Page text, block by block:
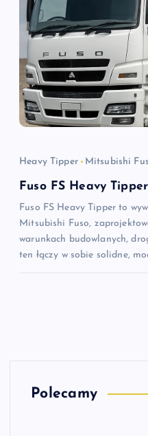
Heavy Tipper Mitsubishi
Fuso FS Heavy
Fuso FS Heavy Tipper to
Mitsubishi Fuso,
warunkach budowlanych,
ten łączy w sobie solidne,
Polecamy